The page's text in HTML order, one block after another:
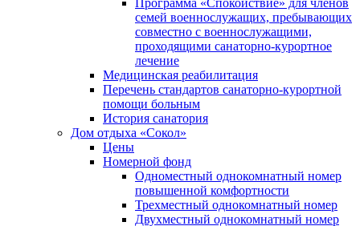
Программа «Спокойствие» для членов
семей военнослужащих, пребывающих
совместно с военнослужащими,
проходящими санаторно-курортное
лечение
Медицинская реабилитация
Перечень стандартов санаторно-курортной
помощи больным
История санатория
Дом отдыха «Сокол»
Цены
Номерной фонд
Одноместный однокомнатный номер
повышенной комфортности
Трехместный однокомнатный номер
Двухместный однокомнатный номер